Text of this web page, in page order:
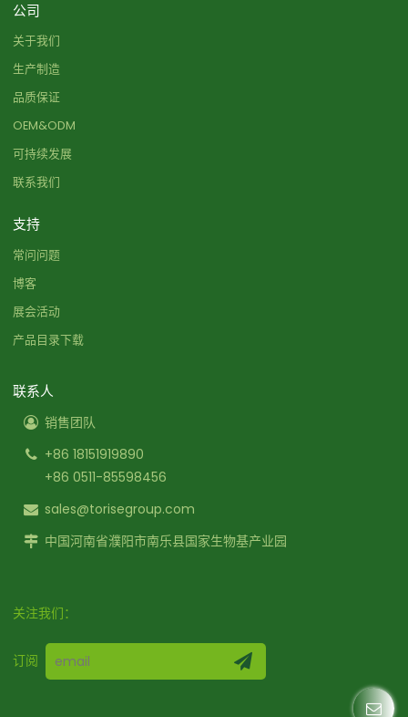
公司
关于我们
生产制造
品质保证
OEM&ODM
可持续发展
联系我们
支持
常问问题
博客
展会活动
产品目录下载
联系人
销售团队
+86 18151919890
+86 0511-85598456
sales@torisegroup.com
中国河南省濮阳市南乐县国家生物基产业园
关注我们：
订阅